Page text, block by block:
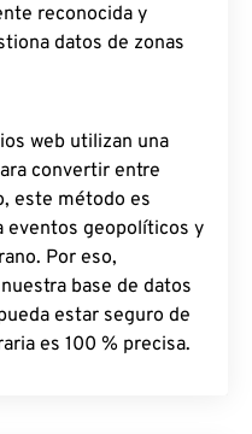
reconocida y
datos de zonas
web utilizan una
convertir entre
este método es
eventos geopolíticos y
Por eso,
base de datos
estar seguro de
es 100 % precisa.